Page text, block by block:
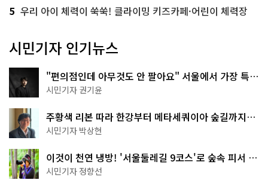
5 우리 아이 체력이 쑥쑥! 클라이밍 키즈카페·어린이 체력장
시민기자 인기뉴스
"편의점인데 아무것도 안 팔아요" 서울에서 가장 특별
한 편의점의 정체
시민기자 권기윤
주황색 리본 따라 한강부터 메타세쿼이아 숲길까지…
서울둘레길 15코스
시민기자 박상현
이것이 천연 냉방! '서울둘레길 9코스'로 숲속 피서 떠
나볼까
시민기자 정향선